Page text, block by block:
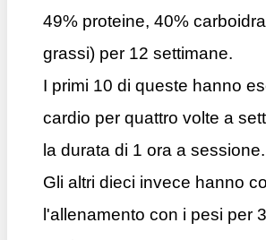
49% proteine, 40%
grassi) per 12 settimane.
I primi 10 di queste hanno
cardio per quattro volte a
la durata di 1 ora a sessione.
Gli altri dieci invece hanno
l'allenamento con i pesi per